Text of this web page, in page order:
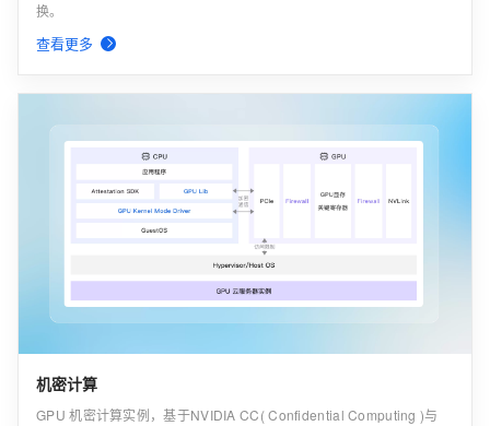
换。
查看更多
机密计算
GPU 机密计算实例，基于NVIDIA CC( Confidential Computing )与